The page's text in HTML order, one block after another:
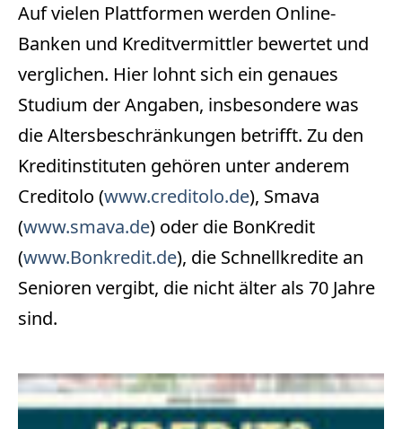
Auf vielen Plattformen werden Online-
Banken und Kreditvermittler bewertet und
verglichen. Hier lohnt sich ein genaues
Studium der Angaben, insbesondere was
die Altersbeschränkungen betrifft. Zu den
Kreditinstituten gehören unter anderem
Creditolo (www.creditolo.de), Smava
(www.smava.de) oder die BonKredit
(www.Bonkredit.de), die Schnellkredite an
Senioren vergibt, die nicht älter als 70 Jahre
sind.